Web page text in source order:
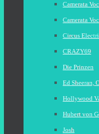
Camerata
Camerata
Circus
CRAZY69
Die Prinzen
Ed Sheeran,
Hollywood
Hubert von
Josh